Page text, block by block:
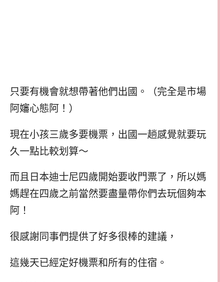
只要有機會就想帶著他們出國。（完全是市場
阿嬸心態阿！）
現在小孩三歲多要機票，出國一趟感覺就要玩
久一點比較划算～
而且日本迪士尼四歲開始要收門票了，所以媽
媽趕在四歲之前當然要盡量帶你們去玩個夠本
阿！
很感謝同事們提供了好多很棒的建議，
這幾天已經定好機票和所有的住宿。